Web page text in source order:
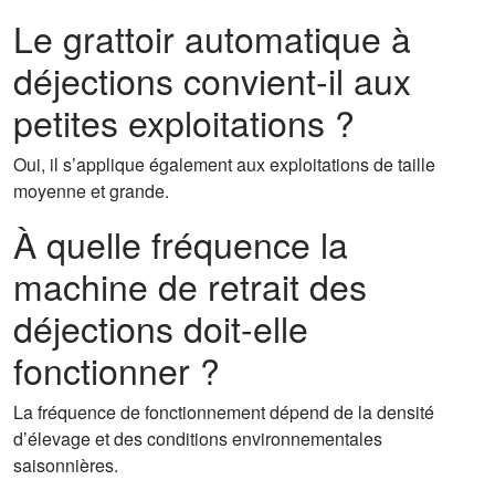
Le grattoir automatique à
déjections convient-il aux
petites exploitations ?
Oui, il s’applique également aux exploitations de taille
moyenne et grande.
À quelle fréquence la
machine de retrait des
déjections doit-elle
fonctionner ?
La fréquence de fonctionnement dépend de la densité
d’élevage et des conditions environnementales
saisonnières.